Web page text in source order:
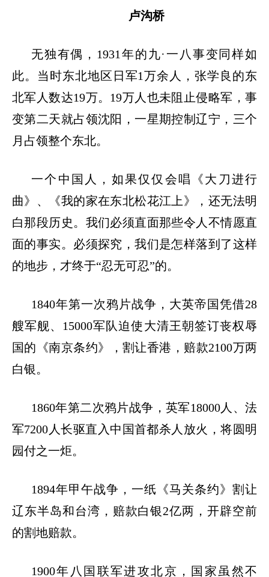
卢沟桥
无独有偶， 1931年的九·一八事变同样如
此。当时东北地区日军1万余人，张学良的东
北军人数达19万。19万人也未阻止侵略军，事
变第二天就占领沈阳，一星期控制辽宁，三个
月占领整个东北。
一个中国人，如果仅仅会唱《大刀进行
曲》、《我的家在东北松花江上》，还无法明
白那段历史。我们必须直面那些令人不情愿直
面的事实。必须探究，我们是怎样落到了这样
的地步，才终于“忍无可忍”的。
1840年第一次鸦片战争，大英帝国凭借28
艘军舰、15000军队迫使大清王朝签订丧权辱
国的《南京条约》，割让香港，赔款2100万两
白银。
1860年第二次鸦片战争，英军18000人、法
军7200人长驱直入中国首都杀人放火，将圆明
园付之一炬。
1894年甲午战争，一纸《马关条约》割让
辽东半岛和台湾，赔款白银2亿两，开辟空前
的割地赔款。
1900年八国联军进攻北京，国家虽然不